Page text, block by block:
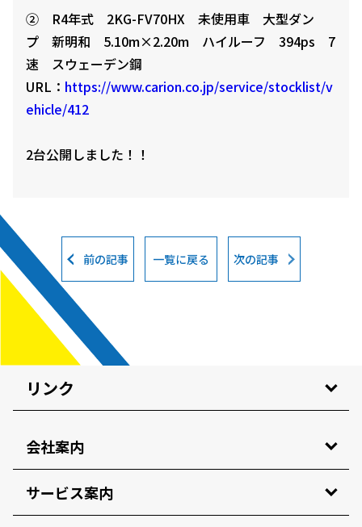
② R4年式 2KG-FV70HX 未使用車 大型ダン
プ 新明和 5.10m×2.20m ハイルーフ 394ps 7
速 スウェーデン鋼
URL： https://www.carion.co.jp/service/stocklist/v
ehicle/412
2台公開しました！！
前の記事 一覧に戻る 次の記事
リンク
会社案内
サービス案内